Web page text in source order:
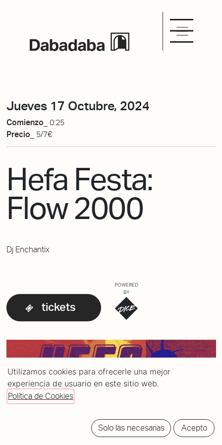
Jueves 17 Octubre, 2024
Comienzo_ 0:25
Precio_ 5/7€
Hefa Festa:
Flow 2000
Dj Enchantix
tickets
POWERED
BY
Utilizamos cookies para ofrecerle una mejor
experiencia de usuario en este sitio web.
Política de Cookies
Solo las necesarias Acepto